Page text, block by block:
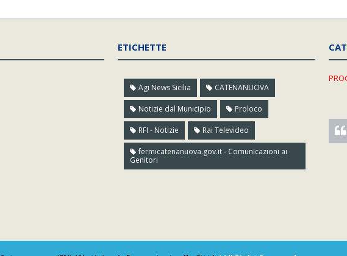
ETICHETTE
Agi News Sicilia CATENANUOVA
Notizie dal Municipio Proloco
RFI - Notizie Rai Televideo
fermicatenanuova.gov.it - Comunicazioni ai
Genitori